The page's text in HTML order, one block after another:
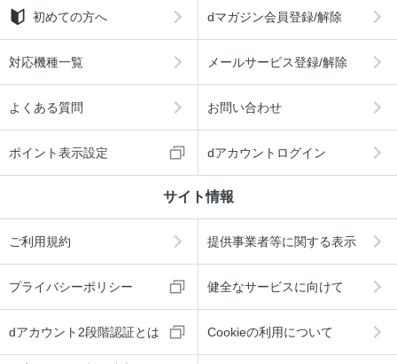
初めての方へ dマガジン会員登録/解除
対応機種一覧 メールサービス登録/解除
よくある質問 お問い合わせ
ポイント表示設定 dアカウントログイン
サイト情報
ご利用規約 提供事業者等に関する表示
プライバシーポリシー 健全なサービスに向けて
dアカウント2段階認証とは Cookieの利用について